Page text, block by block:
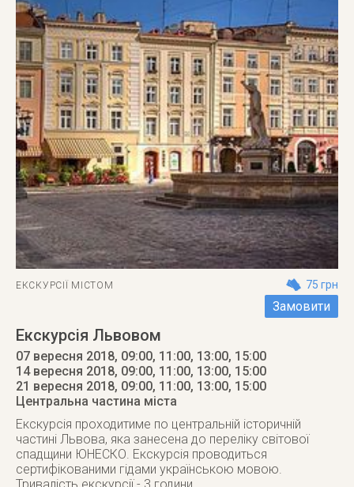
ЕКСКУРСІЇ МІСТОМ 75 грн
Замовити
Екскурсія Львовом
07 вересня 2018, 09:00, 11:00, 13:00, 15:00
14 вересня 2018, 09:00, 11:00, 13:00, 15:00
21 вересня 2018, 09:00, 11:00, 13:00, 15:00
Центральна частина міста
Екскурсія проходитиме по центральній історичній
частині Львова, яка занесена до переліку світової
спадщини ЮНЕСКО. Екскурсія проводиться
сертифікованими гідами українською мовою.